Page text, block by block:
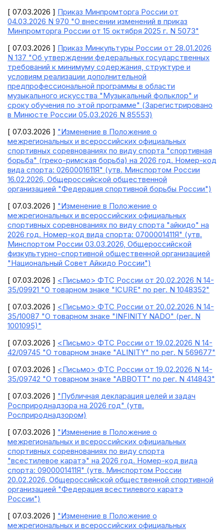
[ 07.03.2026 ] Приказ Минпромторга России от
04.03.2026 N 970 "О внесении изменений в приказ
Минпромторга России от 15 октября 2025 г. N 5073"
[ 07.03.2026 ] Приказ Минкультуры России от 28.01.2026
N 137 "Об утверждении федеральных государственных
требований к минимуму содержания, структуре и
условиям реализации дополнительной
предпрофессиональной программы в области
музыкального искусства "Музыкальный фольклор" и
сроку обучения по этой программе" (Зарегистрировано
в Минюсте России 05.03.2026 N 85553)
[ 07.03.2026 ] "Изменение в Положение о
межрегиональных и всероссийских официальных
спортивных соревнованиях по виду спорта "спортивная
борьба" (греко-римская борьба) на 2026 год. Номер-код
вида спорта: 0260001611Я" (утв. Минспортом России
16.02.2026, Общероссийской общественной
организацией "Федерация спортивной борьбы России")
[ 07.03.2026 ] "Изменение в Положение о
межрегиональных и всероссийских официальных
спортивных соревнованиях по виду спорта "айкидо" на
2026 год. Номер-код вида спорта: 0700001411Я" (утв.
Минспортом России 03.03.2026, Общероссийской
физкультурно-спортивной общественной организацией
"Национальный Совет Айкидо России")
[ 07.03.2026 ] <Письмо> ФТС России от 20.02.2026 N 14-
35/09921 "О товарном знаке "ICURE" по рег. N 1048352"
[ 07.03.2026 ] <Письмо> ФТС России от 20.02.2026 N 14-
35/10087 "О товарном знаке "INFINITY NADO" (рег. N
1001095)"
[ 07.03.2026 ] <Письмо> ФТС России от 19.02.2026 N 14-
42/09745 "О товарном знаке "ALINITY" по рег. N 569677"
[ 07.03.2026 ] <Письмо> ФТС России от 19.02.2026 N 14-
35/09742 "О товарном знаке "ABBOTT" по рег. N 414843"
[ 07.03.2026 ] "Публичная декларация целей и задач
Росприроднадзора на 2026 год" (утв.
Росприроднадзором)
[ 07.03.2026 ] "Изменение в Положение о
межрегиональных и всероссийских официальных
спортивных соревнованиях по виду спорта
"всестилевое каратэ" на 2026 год. Номер-код вида
спорта: 0900001411Я" (утв. Минспортом России
20.02.2026, Общероссийской общественной спортивной
организацией "Федерация всестилевого каратэ
России")
[ 07.03.2026 ] "Изменение в Положение о
межрегиональных и всероссийских официальных